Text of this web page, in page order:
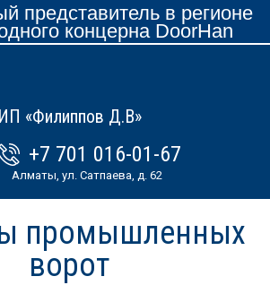
представитель в регионе
концерна DoorHan
ИП «Филиппов Д.В»
+7 701 016-01-67
Алматы, ул. Сатпаева, д. 62
промышленных
ворот